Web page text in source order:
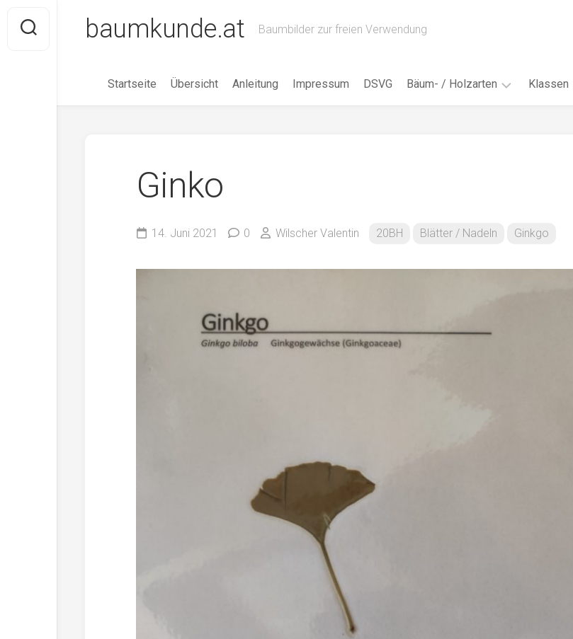
content
baumkunde.at Baumbilder zur freien Verwendung
Startseite Übersicht Anleitung Impressum DSVG Bäum- / Holzarten
Eibe
Klassen
18AH
Ginko
14. Juni 2021 0 Wilscher Valentin 20BH Blätter / Nadeln Ginkgo